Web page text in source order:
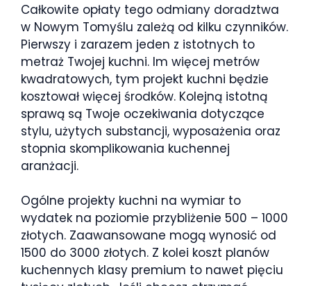
Całkowite opłaty tego odmiany doradztwa
w Nowym Tomyślu zależą od kilku czynników.
Pierwszy i zarazem jeden z istotnych to
metraż Twojej kuchni. Im więcej metrów
kwadratowych, tym projekt kuchni będzie
kosztował więcej środków. Kolejną istotną
sprawą są Twoje oczekiwania dotyczące
stylu, użytych substancji, wyposażenia oraz
stopnia skomplikowania kuchennej
aranżacji.
Ogólne projekty kuchni na wymiar to
wydatek na poziomie przybliżenie 500 – 1000
złotych. Zaawansowane mogą wynosić od
1500 do 3000 złotych. Z kolei koszt planów
kuchennych klasy premium to nawet pięciu